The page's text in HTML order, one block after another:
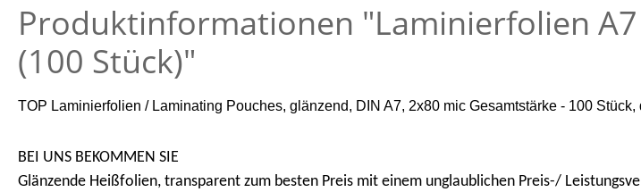
Produktinformationen "Laminierfolien
(100 Stück)"
TOP Laminierfolien / Laminating Pouches, glänzend, DIN A7, 2x80 mic Gesamtstärke - 100 Stück,
BEI UNS BEKOMMEN SIE
Glänzende Heißfolien, transparent zum besten Preis mit einem unglaublichen Preis-/